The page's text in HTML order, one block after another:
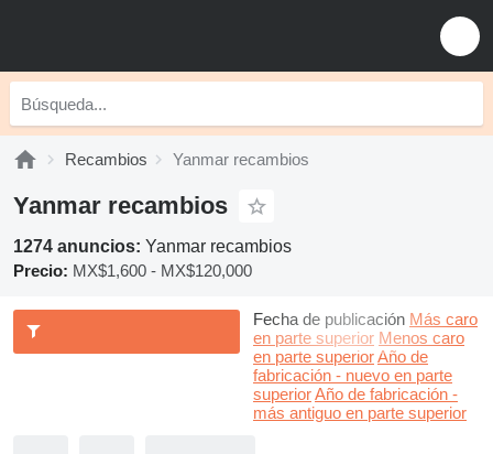
Recambios Yanmar recambios
Yanmar recambios
1274 anuncios: Yanmar recambios
Precio: MX$1,600 - MX$120,000
Fecha de publicación Más caro
en parte superior Menos caro
en parte superiorAño de
fabricación - nuevo en parte
superiorAño de fabricación -
más antiguo en parte superior